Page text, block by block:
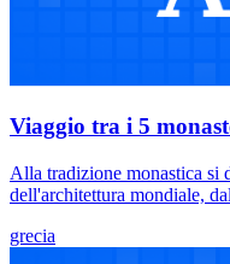
Viaggio tra i 5
Alla tradizione monastica si
dell'architettura mondiale,
grecia